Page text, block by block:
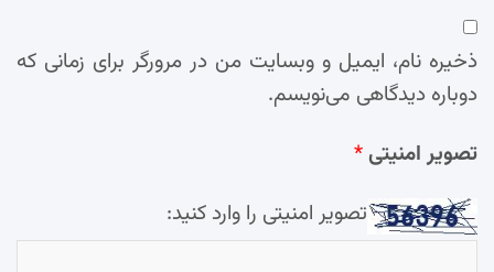
ذخیره نام، ایمیل و وبسایت من در مرورگر برای زمانی که
دوباره دیدگاهی می‌نویسم.
تصویر امنیتی*
تصویر امنیتی را وارد کنید: